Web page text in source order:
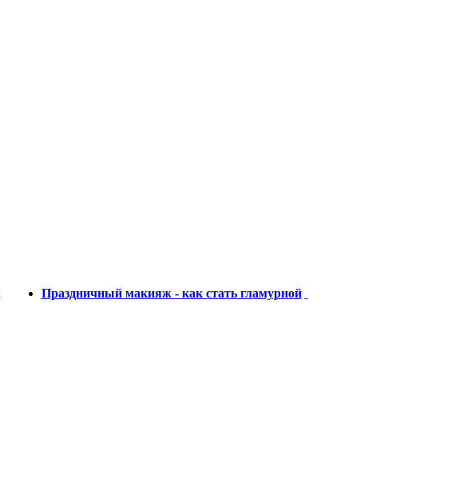
Праздничный макияж - как стать гламурной